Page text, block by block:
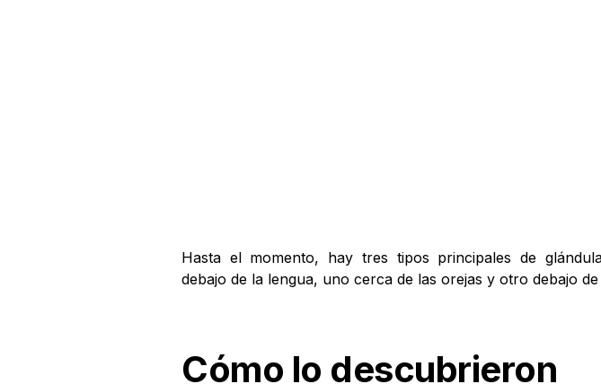
Hasta el momento, hay tres tipos principales de
debajo de la lengua, uno cerca de las orejas y otro debajo
Cómo lo descubrieron